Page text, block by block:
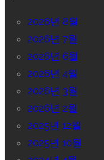
2026년 8월
2026년 7월
2026년 6월
2026년 4월
2026년 3월
2026년 2월
2025년 12월
2025년 10월